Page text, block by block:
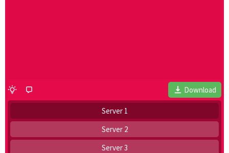
Download
Server 1
Server 2
Server 3